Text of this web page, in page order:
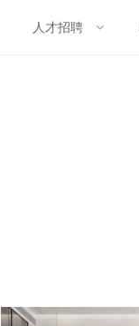
人才招聘